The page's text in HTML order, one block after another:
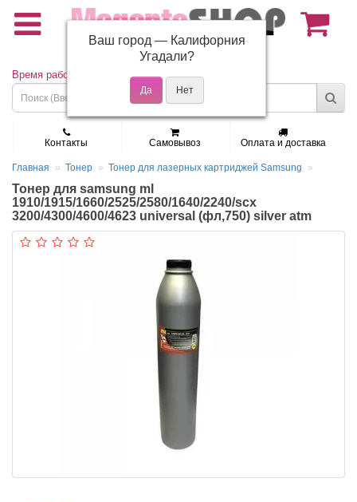
(495) 150-01-37
Время работы: Пн - Пт 9:30 - 19:00
Контакты Самовывоз Оплата и доставка
Главная Тонер Тонер для лазерных картриджей Samsung
Тонер для samsung ml
1910/1915/1660/2525/2580/1640/2240/scx
3200/4300/4600/4623 universal (фл,750) silver atm
Ваш город — Калифорния
Угадали?